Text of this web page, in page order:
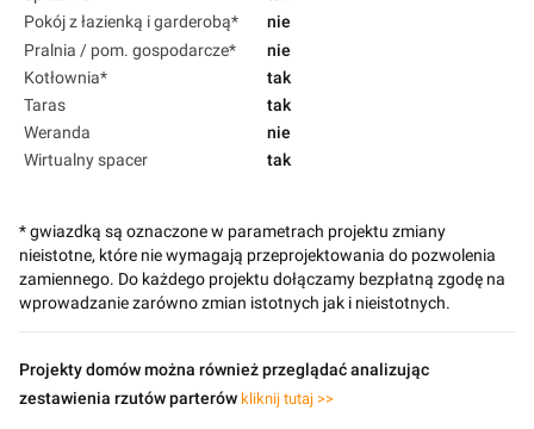
Pokój z łazienką i garderobą*
nie
Pralnia / pom. gospodarcze*
nie
Kotłownia*
tak
Taras
tak
Weranda
nie
Wirtualny spacer
tak
* gwiazdką są oznaczone w parametrach projektu zmiany
nieistotne, które nie wymagają przeprojektowania do pozwolenia
zamiennego. Do każdego projektu dołączamy bezpłatną zgodę na
wprowadzanie zarówno zmian istotnych jak i nieistotnych.
Projekty domów można również przeglądać analizując
zestawienia rzutów parterów kliknij tutaj >>